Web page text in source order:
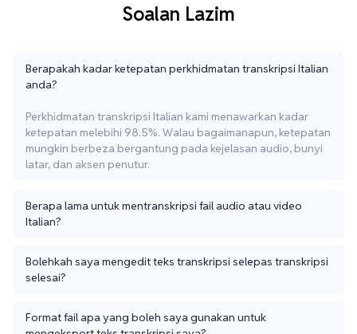
Soalan Lazim
Berapakah kadar ketepatan perkhidmatan transkripsi Italian
anda?
Perkhidmatan transkripsi Italian kami menawarkan kadar
ketepatan melebihi 98.5%. Walau bagaimanapun, ketepatan
mungkin berbeza bergantung pada kejelasan audio, bunyi
latar, dan aksen penutur.
Berapa lama untuk mentranskripsi fail audio atau video
Italian?
Bolehkah saya mengedit teks transkripsi selepas transkripsi
selesai?
Format fail apa yang boleh saya gunakan untuk